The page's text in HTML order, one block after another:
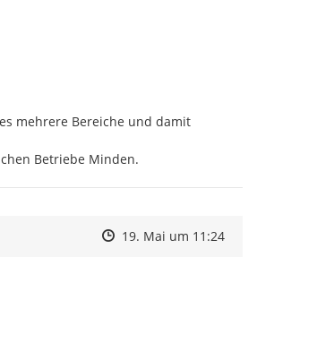
mehrere Bereiche und damit
Betriebe Minden.
Zeitpunkt des Erstellens
Zeitpunkt des Erstellens
19. Mai um 11:24Zur Äußerung